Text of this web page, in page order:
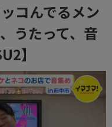
コんでるメン
うたって、音
】